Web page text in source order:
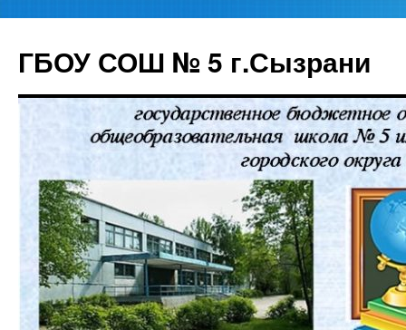
ГБОУ СОШ № 5 г.Сызрани